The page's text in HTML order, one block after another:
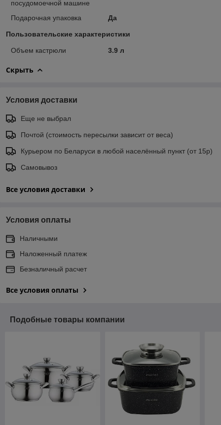
посудомоечной машине
Подарочная упаковка
Да
Пользовательские характеристики
Объем кастрюли 3.9 л
Скрыть
Условия доставки
Еще не выбрал
Почтой (стоимость пересылки зависит от веса)
Курьером по Беларуси в любой населённый пункт (от 15р)
Самовывоз
Все условия доставки
Условия оплаты
Наличными
Наложенный платеж
Безналичный расчет
Все условия оплаты
Подобные товары компании